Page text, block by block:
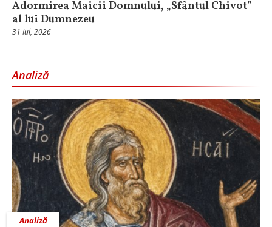
Adormirea Maicii Domnului, „Sfântul Chivot”
al lui Dumnezeu
31 Iul, 2026
Analiză
Analiză